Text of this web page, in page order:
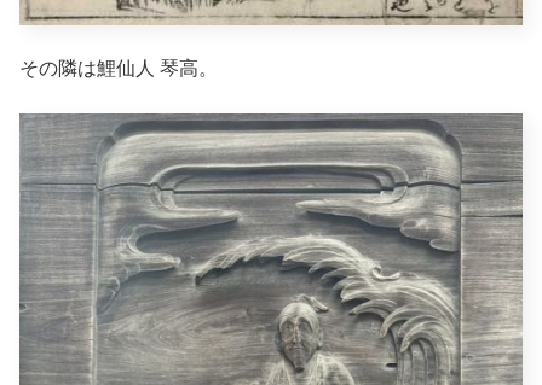
その隣は鯉仙人 琴高。